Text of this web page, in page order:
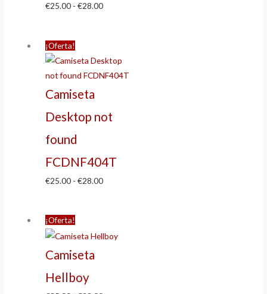
€25.00 - €28.00
¡Oferta!
Camiseta
Desktop not
found
FCDNF404T
€25.00 - €28.00
¡Oferta!
Camiseta
Hellboy